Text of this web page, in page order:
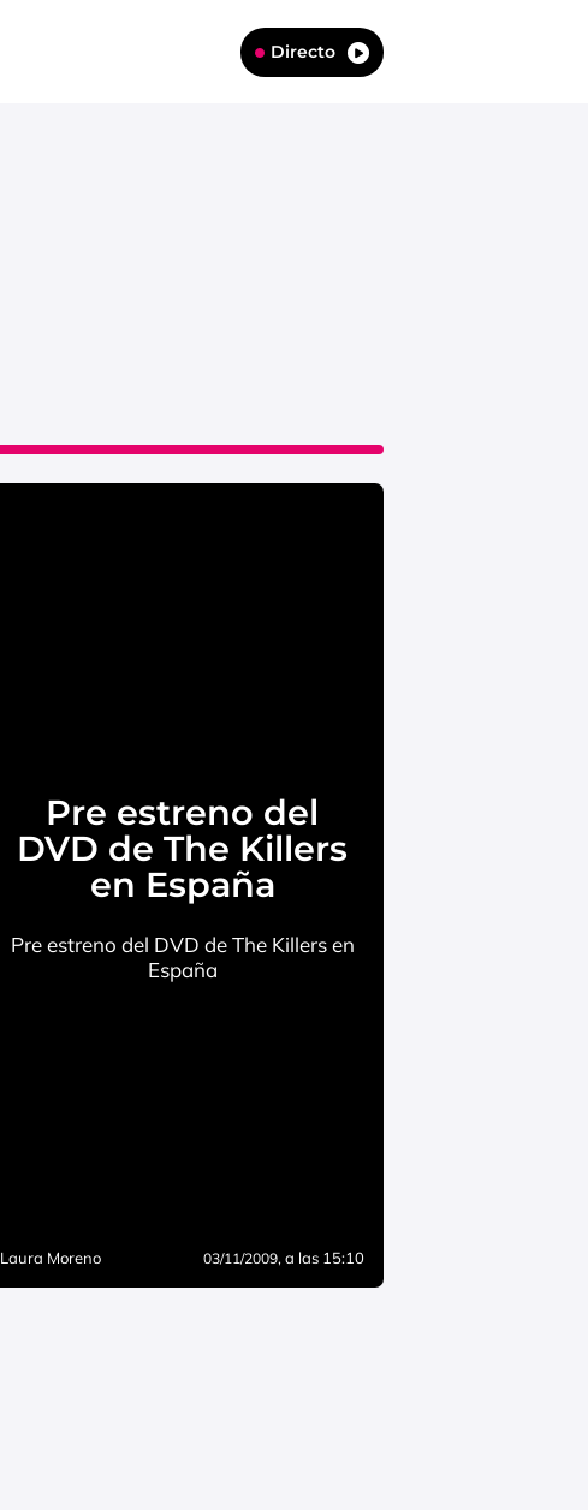
Directo
Pre estreno del
DVD de The Killers
en España
Pre estreno del DVD de The Killers en
España
Laura Moreno 03/11/2009, a las 15:10